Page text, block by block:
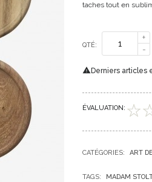
taches tout en
QTÉ:
Derniers articles
ÉVALUATION:
CATÉGORIES: ART
TAGS: MADAM